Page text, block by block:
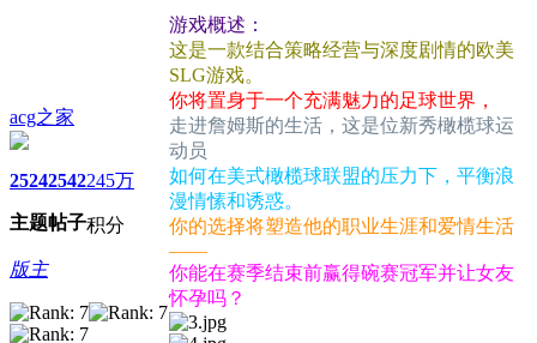
acg之家
2524
主题
2542
帖子
245万
积分
版主
游戏概述：
这是一款结合策略经营与深度剧情的欧美
SLG游戏。
你将置身于一个充满魅力的足球世界，
走进詹姆斯的生活，这是位新秀橄榄球运
动员
如何在美式橄榄球联盟的压力下，平衡浪
漫情愫和诱惑。
你的选择将塑造他的职业生涯和爱情生活
——
你能在赛季结束前赢得碗赛冠军并让女友
怀孕吗？